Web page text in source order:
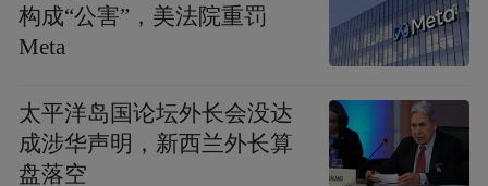
秀”，不管其有无特长、是否愿意，先推到台
前再说，各种比赛、排名轮番上阵，这不仅
们“一个头，两个大”。另一点无法回避的
是，“网红”官员的打造对时机有要求，对官
构成“公害”，美法院重罚
Meta
太平洋岛国论坛外长会没达
成涉华声明，新西兰外长算
盘落空